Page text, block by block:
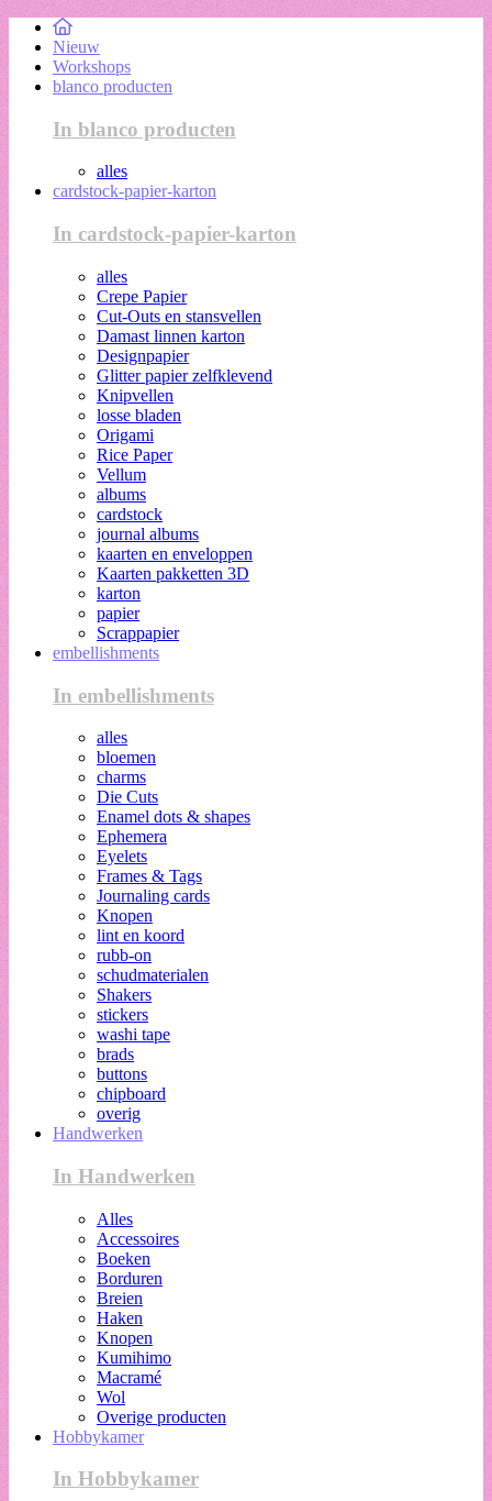
Nieuw
Workshops
blanco producten
In blanco producten
alles
cardstock-papier-karton
In cardstock-papier-karton
alles
Crepe Papier
Cut-Outs en stansvellen
Damast linnen karton
Designpapier
Glitter papier zelfklevend
Knipvellen
losse bladen
Origami
Rice Paper
Vellum
albums
cardstock
journal albums
kaarten en enveloppen
Kaarten pakketten 3D
karton
papier
Scrappapier
embellishments
In embellishments
alles
bloemen
charms
Die Cuts
Enamel dots & shapes
Ephemera
Eyelets
Frames & Tags
Journaling cards
Knopen
lint en koord
rubb-on
schudmaterialen
Shakers
stickers
washi tape
brads
buttons
chipboard
overig
Handwerken
In Handwerken
Alles
Accessoires
Boeken
Borduren
Breien
Haken
Knopen
Kumihimo
Macramé
Wol
Overige producten
Hobbykamer
In Hobbykamer